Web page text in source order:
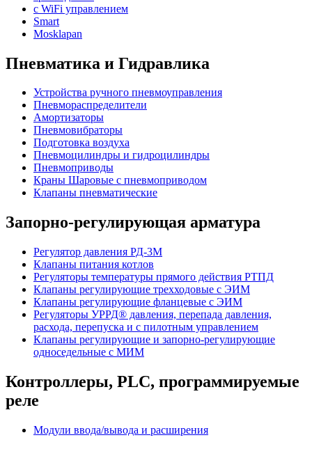
с WiFi управлением
Smart
Mosklapan
Пневматика и Гидравлика
Устройства ручного пневмоуправления
Пневмораспределители
Амортизаторы
Пневмовибраторы
Подготовка воздуха
Пневмоцилиндры и гидроцилиндры
Пневмоприводы
Краны Шаровые с пневмоприводом
Клапаны пневматические
Запорно-регулирующая арматура
Регулятор давления РД-3М
Клапаны питания котлов
Регуляторы температуры прямого действия РТПД
Клапаны регулирующие трехходовые с ЭИМ
Клапаны регулирующие фланцевые с ЭИМ
Регуляторы УРРД® давления, перепада давления,
расхода, перепуска и с пилотным управлением
Клапаны регулирующие и запорно-регулирующие
односедельные с МИМ
Контроллеры, PLС, программируемые
реле
Модули ввода/вывода и расширения